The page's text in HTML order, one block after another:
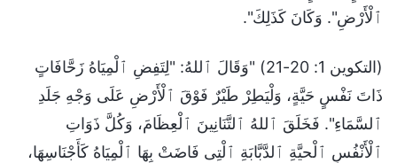
ٱلْأَرْضِ". وَكَانَ كَذَلِكَ".
(التكوين 1: 20-21) "وَقَالَ ٱللهُ: "لِتَفِضِ ٱلْمِيَاهُ زَحَّافَاتٍ
ذَاتَ نَفْسٍ حَيَّةٍ، وَلْيَطِرْ طَيْرٌ فَوْقَ ٱلْأَرْضِ عَلَى وَجْهِ جَلَدِ
ٱلسَّمَاءِ". فَخَلَقَ ٱللهُ ٱلتَّنَانِينَ ٱلْعِظَامَ، وَكُلَّ ذَوَاتِ
ٱلْأَنْفُسِ ٱلْحيَّةِ ٱلدَّبَّابَةِ ٱلْتِى فَاضَتْ بِهَا ٱلْمِيَاهُ كَأَجْنَاسِهَا،